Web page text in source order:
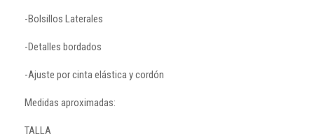
-Bolsillos Laterales
-Detalles bordados
-Ajuste por cinta elástica y cordón
Medidas aproximadas:
TALLA